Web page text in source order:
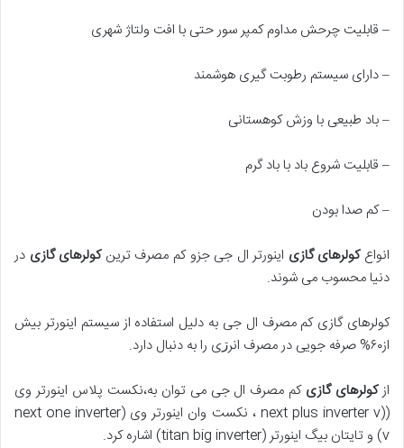
– قابلیت چرحش مداوم کمپر سور حتی با افت ولتاژ شهری
– دارای سیستم رطوبت گیری هوشمند
– باد طبیعی با وزش کوهستانی
– قابلیت شروع باد با باد گرم
– کم صدا بودن
انواعکولرهای گازی اینورتر ال جی جزو کم مصرف ترینکولرهای گازی در
دنیا محسوب می شوند.
کولرهای گازی کم مصرف ال جی به دلیل استفاده از سیستم اینورتر بیش
از۶۰% صرفه جویی در مصرف انرڗی را به دنبال دارد.
ازکولرهای گازیکم مصرف ال جی می توان به،نکست پلاس اینورتر وی
((next plus inverter v ، نکست وان اینورتر وی (next one inverter
v) و تایتان بیگ اینورتر (titan big inverter) اشاره کرد.